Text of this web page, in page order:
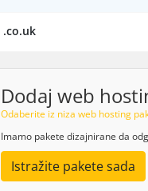
.co.uk
Dodaj web
Odaberite iz niza web hosting
Imamo pakete dizajnirane da
Istražite pakete sada